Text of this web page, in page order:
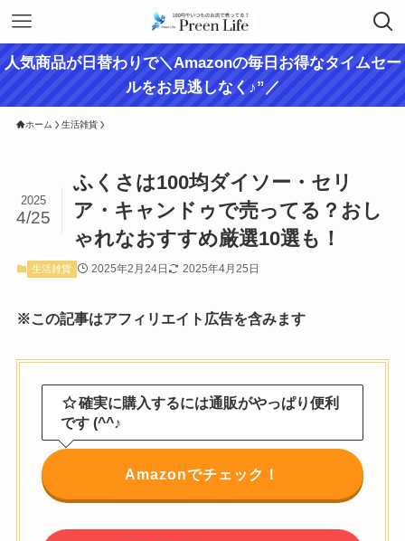
人気商品が日替わりで＼Amazonの毎日お得なタイムセー
ルをお見逃しなく♪”／
ホーム 生活雑貨
ふくさは100均ダイソー・セリ
ア・キャンドゥで売ってる？おし
ゃれなおすすめ厳選10選も！
2025
4/25
生活雑貨 2025年2月24日 2025年4月25日
※この記事はアフィリエイト広告を含みます
確実に購入するには通販がやっぱり便利
です (^^♪
Amazonでチェック！